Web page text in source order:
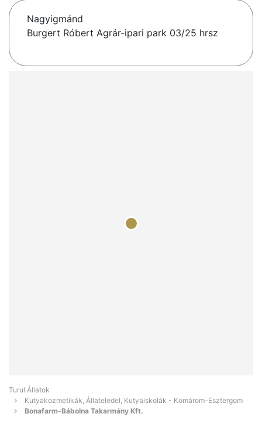
Nagyigmánd
Burgert Róbert Agrár-ipari park 03/25 hrsz
Turul Állatok
Kutyakozmetikák, Állateledel, Kutyaiskolák - Komárom-Esztergom
Bonafarm-Bábolna Takarmány Kft.